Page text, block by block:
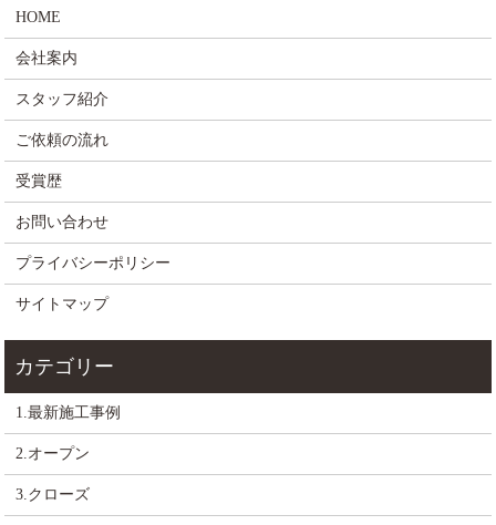
HOME
会社案内
スタッフ紹介
ご依頼の流れ
受賞歴
お問い合わせ
プライバシーポリシー
サイトマップ
1.最新施工事例
2.オープン
3.クローズ